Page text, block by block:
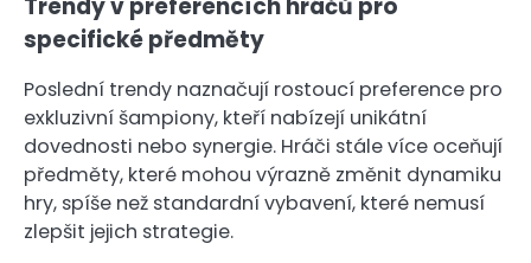
Trendy v preferencích hráčů pro
specifické předměty
Poslední trendy naznačují rostoucí preference pro
exkluzivní šampiony, kteří nabízejí unikátní
dovednosti nebo synergie. Hráči stále více oceňují
předměty, které mohou výrazně změnit dynamiku
hry, spíše než standardní vybavení, které nemusí
zlepšit jejich strategie.